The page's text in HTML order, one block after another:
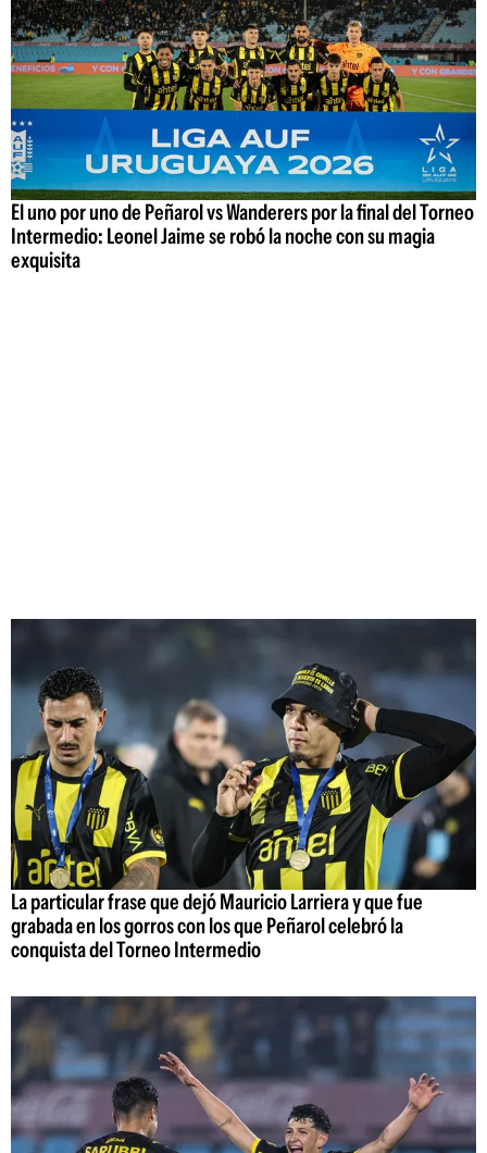
El uno por uno de Peñarol vs Wanderers por la final del Torneo
Intermedio: Leonel Jaime se robó la noche con su magia
exquisita
La particular frase que dejó Mauricio Larriera y que fue
grabada en los gorros con los que Peñarol celebró la
conquista del Torneo Intermedio